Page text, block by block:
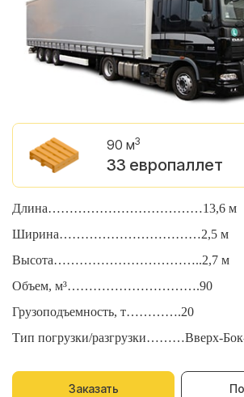
90 м3
33 европаллет
Длина………………………………13,6 м
Ширина……………………………2,5 м
Высота……………………………..2,7 м
Объем, м³………………………….90
Грузоподъемность, т………….20
Тип погрузки/разгрузки………Вверх-
Заказать